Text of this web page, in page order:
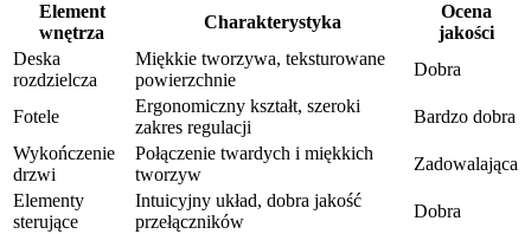
Element
wnętrza
Charakterystyka
Ocena
jakości
Deska
rozdzielcza
Miękkie tworzywa, teksturowane
powierzchnie
Dobra
Fotele
Ergonomiczny kształt, szeroki
zakres regulacji
Bardzo dobra
Wykończenie
drzwi
Połączenie twardych i miękkich
tworzyw
Zadowalająca
Elementy
sterujące
Intuicyjny układ, dobra jakość
przełączników
Dobra